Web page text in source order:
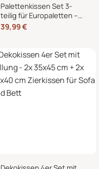
Palettenkissen Set 3-
teilig für Europaletten –
Sitzkissen 120×80 cm + 2
Rückenkissen 40×60 cm
39,99€